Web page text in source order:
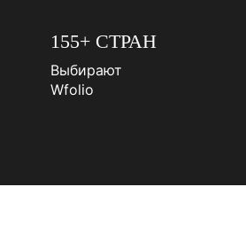
155+ СТРАН
Выбирают
Wfolio